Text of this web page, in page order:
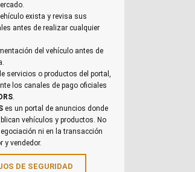
exista y revisa sus
antes de realizar cualquier
del vehículo antes de
servicios o productos del portal,
los canales de pago oficiales
.
es un portal de anuncios donde
vehículos y productos. No
ni en la transacción
y vendedor.